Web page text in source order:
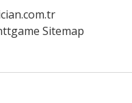
Sitemap